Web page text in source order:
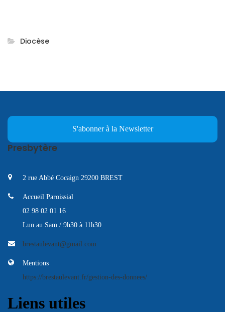
Diocèse
S'abonner à la Newsletter
Presbytère
2 rue Abbé Cocaign 29200 BREST
Accueil Paroissial
02 98 02 01 16
Lun au Sam / 9h30 à 11h30
brestaulevant@gmail.com
Mentions
https://brestaulevant.fr/gestion-des-donnees/
Liens utiles